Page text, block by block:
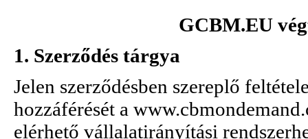
GCBM.EU
1. Szerződés tárgya
Jelen szerződésben szereplő
hozzáférését a
elérhető vállalatirányítási